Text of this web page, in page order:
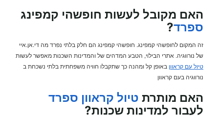
האם מקובל לעשות חופשהי קמפינג
ספרד?
זה המקום לחופשהי קמפינג. חופשהי קמפינג הם חלק בלתי נפרד מה די.אן.איי
של נורווגיה. אתרי הבילוי, הטבע המדהים של והמדינות השכנות מאפשר לעשות
טיול עם קראוון באופן קל ומהנה כך שתקבלו חוויה משפחתית בלתי נשכחת ב
נורווגיה בעם קראוון
האם מותרת טיול קראוון ספרד
לעבור למדינות שכנות?